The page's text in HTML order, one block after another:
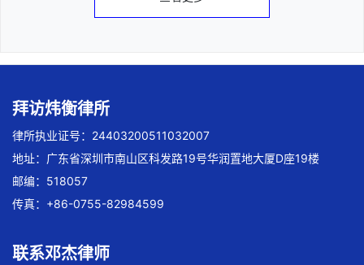
拜访炜衡律所
律所执业证号：24403200511032007
地址：广东省深圳市南山区科发路19号华润置地大厦D座19楼
邮编：518057
传真：+86-0755-82984599
联系邓杰律师